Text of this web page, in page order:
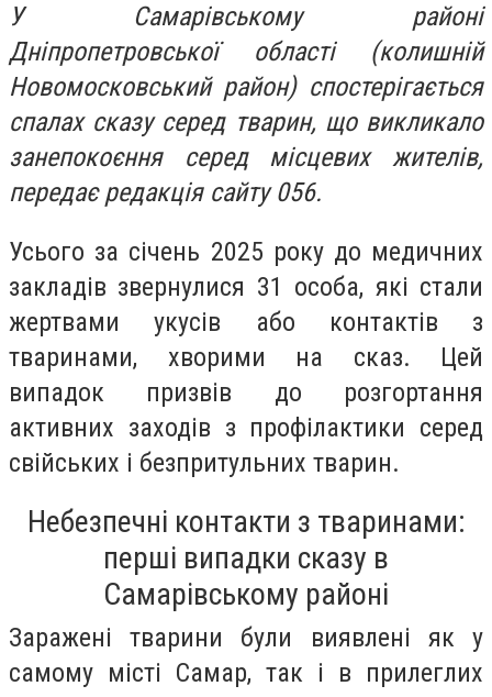
У Самарівському районі
Дніпропетровської області (колишній
Новомосковський район) спостерігається
спалах сказу серед тварин, що викликало
занепокоєння серед місцевих жителів,
передає редакція сайту 056.
Усього за січень 2025 року до медичних
закладів звернулися 31 особа, які стали
жертвами укусів або контактів з
тваринами, хворими на сказ. Цей
випадок призвів до розгортання
активних заходів з профілактики серед
свійських і безпритульних тварин.
Небезпечні контакти з тваринами:
перші випадки сказу в
Самарівському районі
Заражені тварини були виявлені як у
самому місті Самар, так і в прилеглих